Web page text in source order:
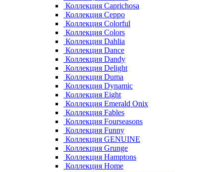
Коллекция Caprichosa
Коллекция Ceppo
Коллекция Colorful
Коллекция Colors
Коллекция Dahlia
Коллекция Dance
Коллекция Dandy
Коллекция Delight
Коллекция Duma
Коллекция Dynamic
Коллекция Eight
Коллекция Emerald Onix
Коллекция Fables
Коллекция Fourseasons
Коллекция Funny
Коллекция GENUINE
Коллекция Grunge
Коллекция Hamptons
Коллекция Home